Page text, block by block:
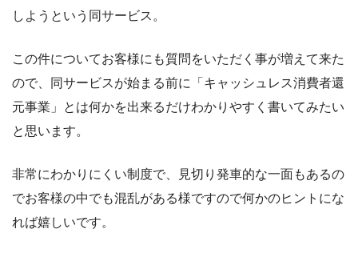
しようという同サービス。
この件についてお客様にも質問をいただく事が増えて来た
ので、同サービスが始まる前に「キャッシュレス消費者還
元事業」とは何かを出来るだけわかりやすく書いてみたい
と思います。
非常にわかりにくい制度で、見切り発車的な一面もあるの
でお客様の中でも混乱がある様ですので何かのヒントにな
れば嬉しいです。